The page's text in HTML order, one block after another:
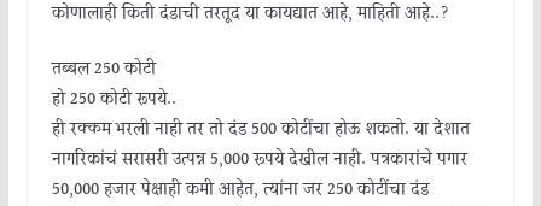
कोणालाही किती दंडाची तरतूद या कायद्यात आहे, माहिती आहे..?
तब्बल 250 कोटी
हो 250 कोटी रूपये..
ही रक्कम भरली नाही तर तो दंड 500 कोटींचा होऊ शकतो. या देशात
नागरिकांचं सरासरी उत्पन्न 5,000 रूपये देखील नाही. पत्रकारांचे पगार
50,000 हजार पेक्षाही कमी आहेत, त्यांना जर 250 कोटींचा दंड